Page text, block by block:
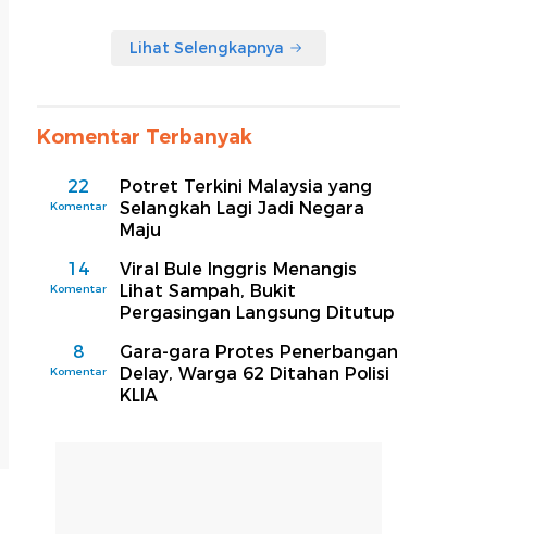
Lihat Selengkapnya
Komentar Terbanyak
22
Komentar
Potret Terkini Malaysia yang
Selangkah Lagi Jadi Negara
Maju
14
Komentar
Viral Bule Inggris Menangis
Lihat Sampah, Bukit
Pergasingan Langsung Ditutup
8
Komentar
Gara-gara Protes Penerbangan
Delay, Warga 62 Ditahan Polisi
KLIA